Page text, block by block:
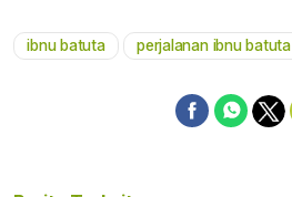
ibnu batuta perjalanan ibnu batuta